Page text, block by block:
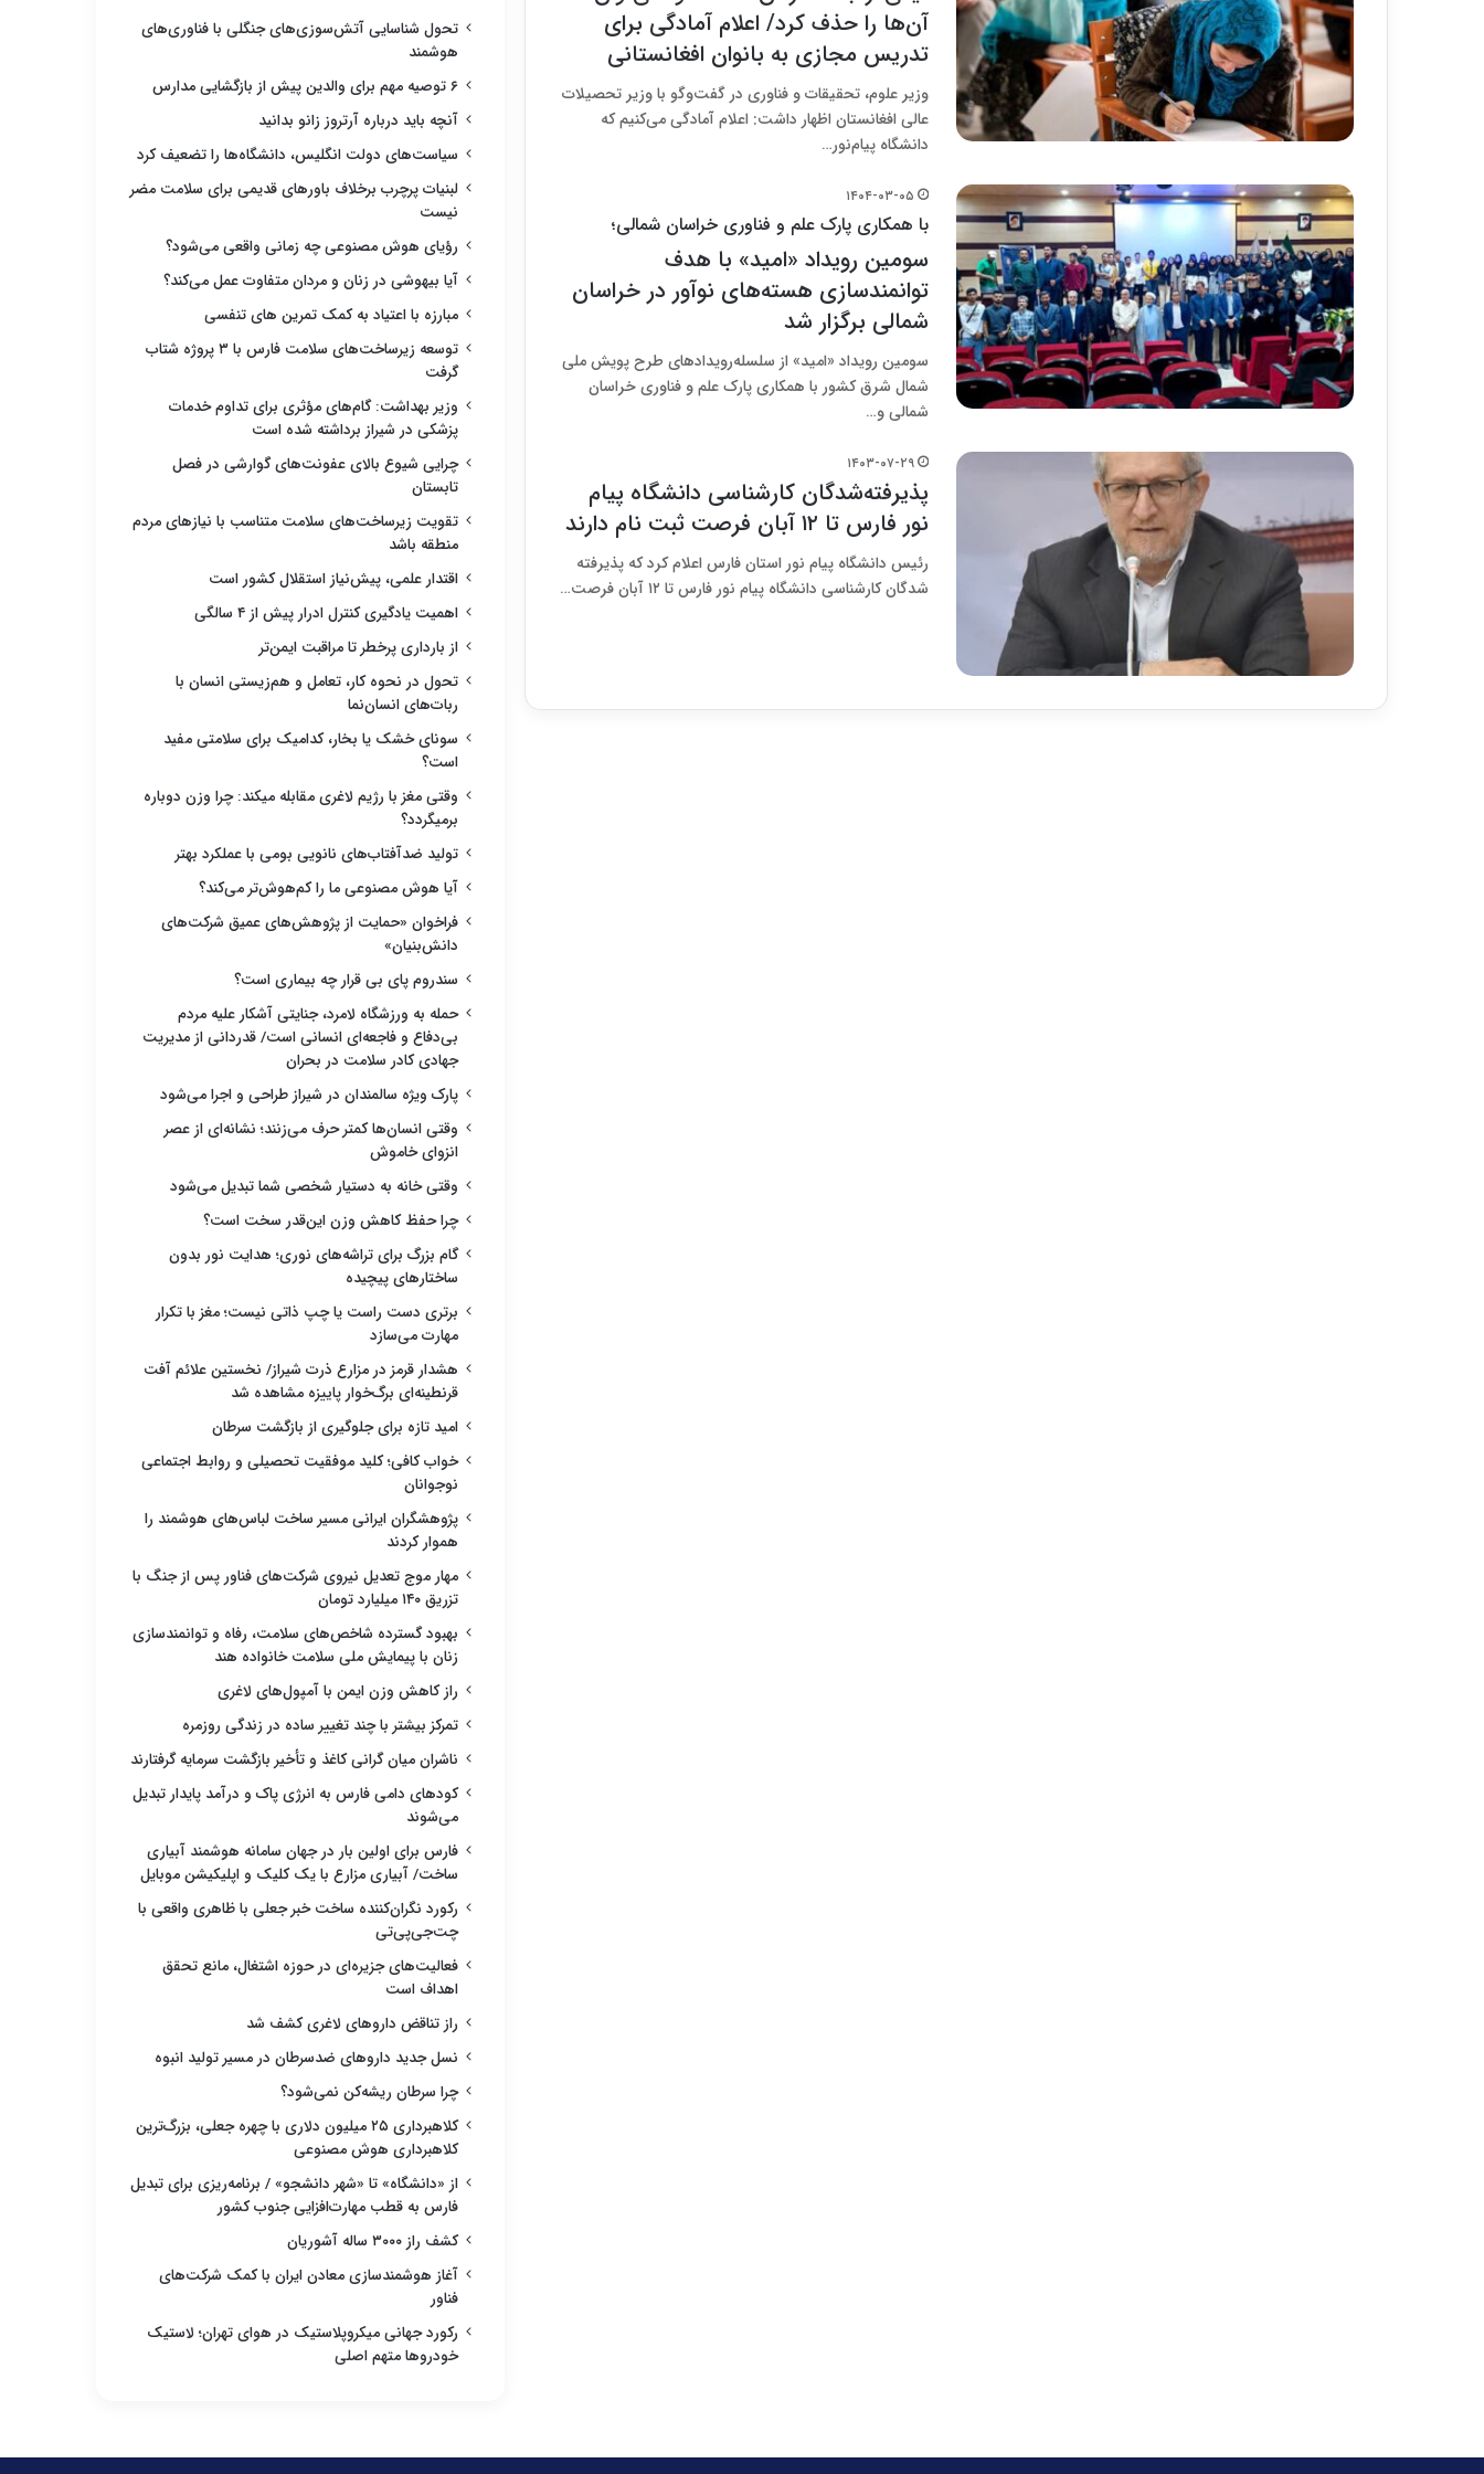
آن‌ها را حذف کرد/ اعلام آمادگی برای
تدریس مجازی به بانوان افغانستانی
وزیر علوم، تحقیقات و فناوری در گفت‌وگو با وزیر تحصیلات
عالی افغانستان اظهار داشت: اعلام آمادگی می‌کنیم که
دانشگاه پیام‌نور…
۱۴۰۴-۰۳-۰۵
با همکاری پارک علم و فناوری خراسان شمالی؛
سومین رویداد «امید» با هدف
توانمندسازی هسته‌های نوآور در خراسان
شمالی برگزار شد
سومین رویداد «امید» از سلسله‌رویدادهای طرح پویش ملی
شمال شرق کشور با همکاری پارک علم و فناوری خراسان
شمالی و…
۱۴۰۳-۰۷-۲۹
پذیرفته‌شدگان کارشناسی دانشگاه پیام
نور فارس تا ۱۲ آبان فرصت ثبت نام دارند
رئیس دانشگاه پیام نور استان فارس اعلام کرد که پذیرفته
شدگان کارشناسی دانشگاه پیام نور فارس تا ۱۲ آبان فرصت…
تحول شناسایی آتش‌سوزی‌های جنگلی با فناوری‌های
هوشمند
۶ توصیه مهم برای والدین پیش از بازگشایی مدارس
آنچه باید درباره آرتروز زانو بدانید
سیاست‌های دولت انگلیس، دانشگاه‌ها را تضعیف کرد
لبنیات پرچرب برخلاف باورهای قدیمی برای سلامت مضر
نیست
رؤیای هوش مصنوعی چه زمانی واقعی می‌شود؟
آیا بیهوشی در زنان و مردان متفاوت عمل می‌کند؟
مبارزه با اعتیاد به کمک تمرین های تنفسی
توسعه زیرساخت‌های سلامت فارس با ۳ پروژه شتاب
گرفت
وزیر بهداشت: گام‌های مؤثری برای تداوم خدمات
پزشکی در شیراز برداشته شده است
چرایی شیوع بالای عفونت‌های گوارشی در فصل
تابستان
تقویت زیرساخت‌های سلامت متناسب با نیازهای مردم
منطقه باشد
اقتدار علمی، پیش‌نیاز استقلال کشور است
اهمیت یادگیری کنترل ادرار پیش از ۴ سالگی
از بارداری پرخطر تا مراقبت ایمن‌تر
تحول در نحوه کار، تعامل و هم‌زیستی انسان با
ربات‌های انسان‌نما
سونای خشک یا بخار، کدامیک برای سلامتی مفید
است؟
وقتی مغز با رژیم لاغری مقابله میکند: چرا وزن دوباره
برمیگردد؟
تولید ضدآفتاب‌های نانویی بومی با عملکرد بهتر
آیا هوش مصنوعی ما را کم‌هوش‌تر می‌کند؟
فراخوان «حمایت از پژوهش‌های عمیق شرکت‌های
دانش‌بنیان»
سندروم پای بی قرار چه بیماری است؟
حمله به ورزشگاه لامرد، جنایتی آشکار علیه مردم
بی‌دفاع و فاجعه‌ای انسانی است/ قدردانی از مدیریت
جهادی کادر سلامت در بحران
پارک ویژه سالمندان در شیراز طراحی و اجرا می‌شود
وقتی انسان‌ها کمتر حرف می‌زنند؛ نشانه‌ای از عصر
انزوای خاموش
وقتی خانه به دستیار شخصی شما تبدیل می‌شود
چرا حفظ کاهش وزن این‌قدر سخت است؟
گام بزرگ برای تراشه‌های نوری؛ هدایت نور بدون
ساختارهای پیچیده
برتری دست راست یا چپ ذاتی نیست؛ مغز با تکرار
مهارت می‌سازد
هشدار قرمز در مزارع ذرت شیراز/ نخستین علائم آفت
قرنطینه‌ای برگ‌خوار پاییزه مشاهده شد
امید تازه برای جلوگیری از بازگشت سرطان
خواب کافی؛ کلید موفقیت تحصیلی و روابط اجتماعی
نوجوانان
پژوهشگران ایرانی مسیر ساخت لباس‌های هوشمند را
هموار کردند
مهار موج تعدیل نیروی شرکت‌های فناور پس از جنگ با
تزریق ۱۴۰ میلیارد تومان
بهبود گسترده شاخص‌های سلامت، رفاه و توانمندسازی
زنان با پیمایش ملی سلامت خانواده هند
راز کاهش وزن ایمن با آمپول‌های لاغری
تمرکز بیشتر با چند تغییر ساده در زندگی روزمره
ناشران میان گرانی کاغذ و تأخیر بازگشت سرمایه گرفتارند
کودهای دامی فارس به انرژی پاک و درآمد پایدار تبدیل
می‌شوند
فارس برای اولین بار در جهان سامانه هوشمند آبیاری
ساخت/ آبیاری مزارع با یک کلیک و اپلیکیشن موبایل
رکورد نگران‌کننده ساخت خبر جعلی با ظاهری واقعی با
چت‌جی‌پی‌تی
فعالیت‌های جزیره‌ای در حوزه اشتغال، مانع تحقق
اهداف است
راز تناقض داروهای لاغری کشف شد
نسل جدید داروهای ضدسرطان در مسیر تولید انبوه
چرا سرطان ریشه‌کن نمی‌شود؟
کلاهبرداری ۲۵ میلیون دلاری با چهره جعلی، بزرگ‌ترین
کلاهبرداری هوش مصنوعی
از «دانشگاه» تا «شهر دانشجو» / برنامه‌ریزی برای تبدیل
فارس به قطب مهارت‌افزایی جنوب کشور
کشف راز ۳۰۰۰ ساله آشوریان
آغاز هوشمندسازی معادن ایران با کمک شرکت‌های
فناور
رکورد جهانی میکروپلاستیک در هوای تهران؛ لاستیک
خودروها متهم اصلی